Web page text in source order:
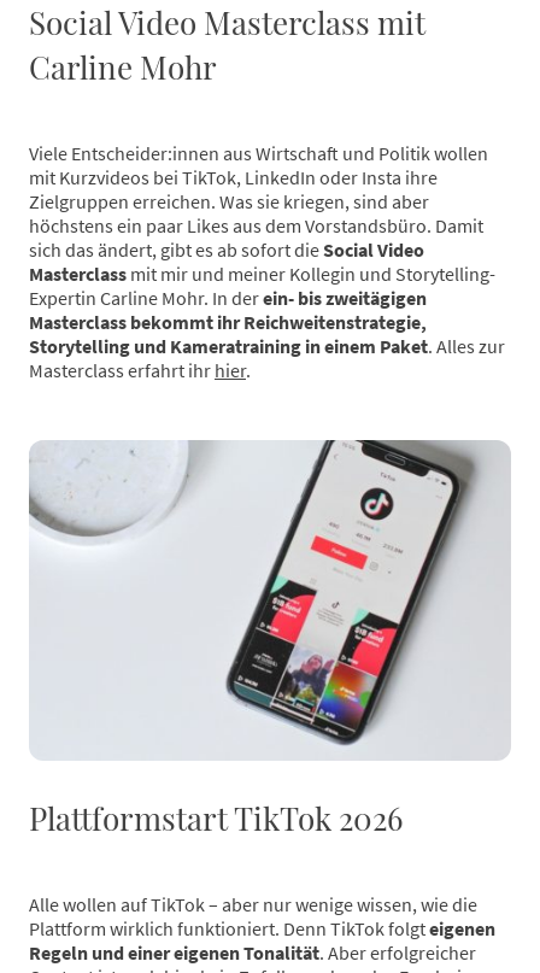
Social Video Masterclass mit
Carline Mohr
Viele Entscheider:innen aus Wirtschaft und Politik wollen
mit Kurzvideos bei TikTok, LinkedIn oder Insta ihre
Zielgruppen erreichen. Was sie kriegen, sind aber
höchstens ein paar Likes aus dem Vorstandsbüro. Damit
sich das ändert, gibt es ab sofort dieSocial Video
Masterclass mit mir und meiner Kollegin und Storytelling-
Expertin Carline Mohr. In derein- bis zweitägigen
Masterclass bekommt ihr Reichweitenstrategie,
Storytelling und Kameratraining in einem Paket. Alles zur
Masterclass erfahrt ihr hier.
Plattformstart TikTok 2026
Alle wollen auf TikTok – aber nur wenige wissen, wie die
Plattform wirklich funktioniert. Denn TikTok folgteigenen
Regeln und einer eigenen Tonalität. Aber erfolgreicher